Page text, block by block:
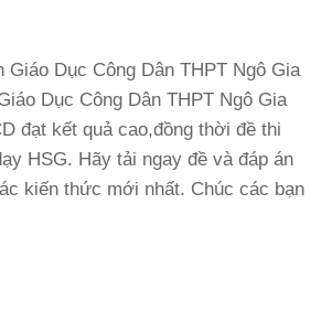
Dục Công Dân THPT Ngô Gia
Dục Công Dân THPT Ngô Gia
đạt kết quả cao,đồng thời đề thi
HSG. Hãy tải ngay đề và đáp án
kiến thức mới nhất. Chúc các bạn